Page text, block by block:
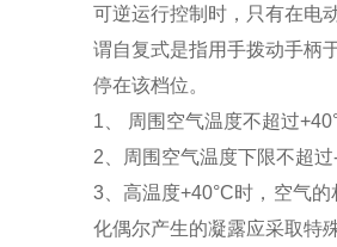
可逆运行控制时，只有在电
谓自复式是指用手拨动手柄
停在该档位。
1、 周围空气温度不超过
2、周围空气温度下限不超过-
3、高温度+40°C时，空气
化偶尔产生的凝露应采取特